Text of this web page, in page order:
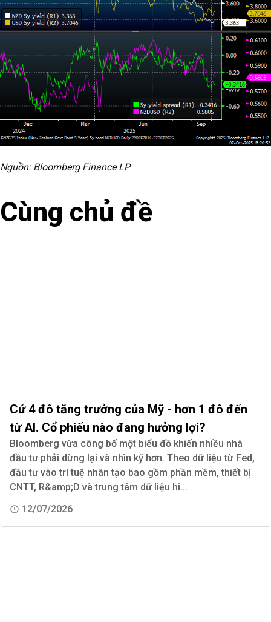
Nguồn: Bloomberg Finance LP
Cùng chủ đề
Cứ 4 đô tăng trưởng của Mỹ - hơn 1 đô đến
từ AI. Cổ phiếu nào đang hưởng lợi?
Bloomberg vừa công bố một biểu đồ khiến nhiều nhà
đầu tư phải dừng lại và nhìn kỹ hơn. Theo dữ liệu từ Fed,
đầu tư vào trí tuệ nhân tạo bao gồm phần mềm, thiết bị
CNTT, R&amp;D và trung tâm dữ liệu hi...
12/07/2026